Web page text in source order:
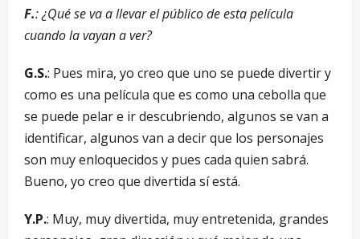
F.: ¿Qué se va a llevar el público de esta película
cuando la vayan a ver?
G.S.: Pues mira, yo creo que uno se puede divertir y
como es una película que es como una cebolla que
se puede pelar e ir descubriendo, algunos se van a
identificar, algunos van a decir que los personajes
son muy enloquecidos y pues cada quien sabrá.
Bueno, yo creo que divertida sí está.
Y.P.: Muy, muy divertida, muy entretenida, grandes